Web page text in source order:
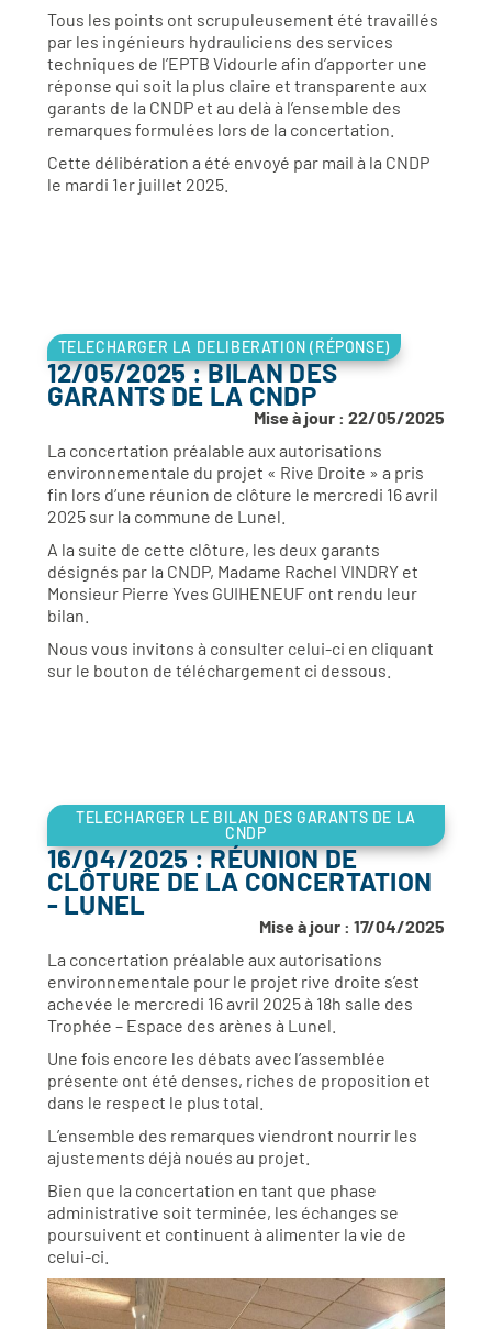
Tous les points ont scrupuleusement été travaillés
par les ingénieurs hydrauliciens des services
techniques de l’EPTB Vidourle afin d’apporter une
réponse qui soit la plus claire et transparente aux
garants de la CNDP et au delà à l’ensemble des
remarques formulées lors de la concertation.
Cette délibération a été envoyé par mail à la CNDP
le mardi 1er juillet 2025.
TELECHARGER LA DELIBERATION (RÉPONSE)
12/05/2025 : BILAN DES
GARANTS DE LA CNDP
Mise à jour : 22/05/2025
La concertation préalable aux autorisations
environnementale du projet « Rive Droite » a pris
fin lors d’une réunion de clôture le mercredi 16 avril
2025 sur la commune de Lunel.
A la suite de cette clôture, les deux garants
désignés par la CNDP, Madame Rachel VINDRY et
Monsieur Pierre Yves GUIHENEUF ont rendu leur
bilan.
Nous vous invitons à consulter celui-ci en cliquant
sur le bouton de téléchargement ci dessous.
TELECHARGER LE BILAN DES GARANTS DE LA
CNDP
16/04/2025 : RÉUNION DE
CLÔTURE DE LA CONCERTATION
- LUNEL
Mise à jour : 17/04/2025
La concertation préalable aux autorisations
environnementale pour le projet rive droite s’est
achevée le mercredi 16 avril 2025 à 18h salle des
Trophée – Espace des arènes à Lunel.
Une fois encore les débats avec l’assemblée
présente ont été denses, riches de proposition et
dans le respect le plus total.
L’ensemble des remarques viendront nourrir les
ajustements déjà noués au projet.
Bien que la concertation en tant que phase
administrative soit terminée, les échanges se
poursuivent et continuent à alimenter la vie de
celui-ci.